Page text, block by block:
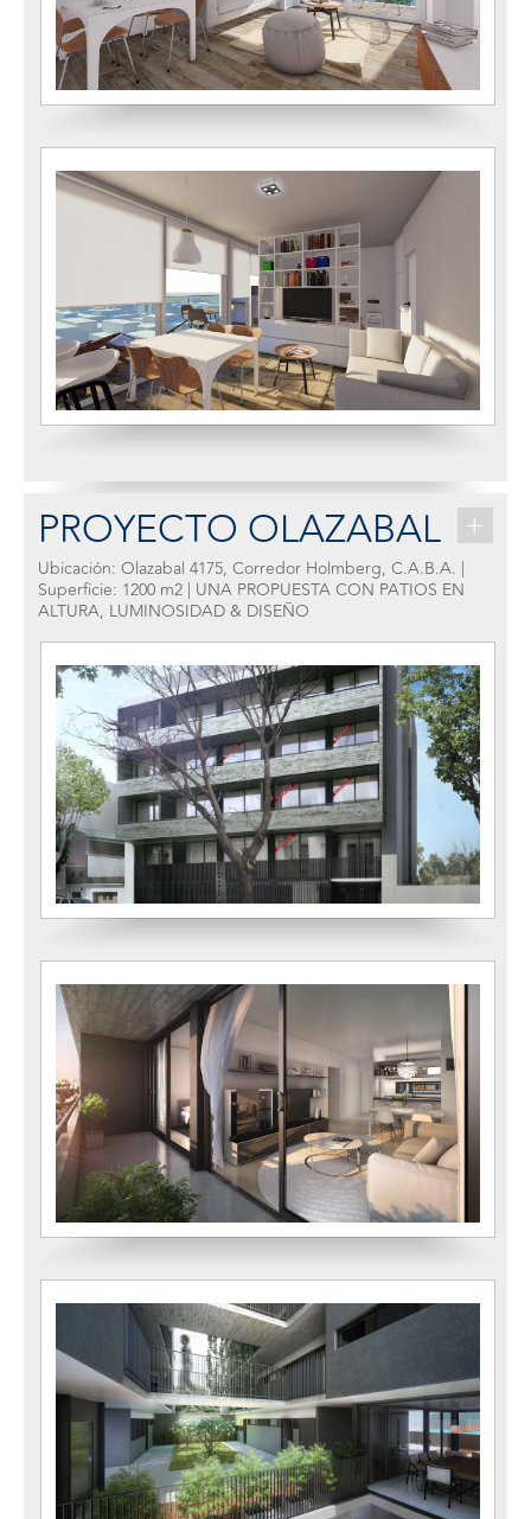
+
PROYECTO OLAZABAL
Ubicación: Olazabal 4175, Corredor Holmberg, C.A.B.A. |
Superficie: 1200 m2 | UNA PROPUESTA CON PATIOS EN
ALTURA, LUMINOSIDAD & DISEÑO